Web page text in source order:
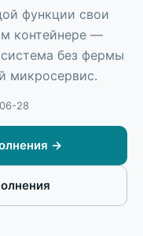
функции свои
контейнере —
без фермы
микросервис.
28
→